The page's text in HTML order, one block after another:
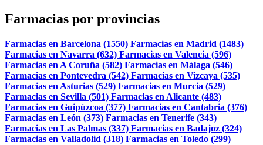
Farmacias por provincias
Farmacias en Barcelona (1550) Farmacias en Madrid (1483)
Farmacias en Navarra (632) Farmacias en Valencia (596)
Farmacias en A Coruña (582) Farmacias en Málaga (546)
Farmacias en Pontevedra (542) Farmacias en Vizcaya (535)
Farmacias en Asturias (529) Farmacias en Murcia (529)
Farmacias en Sevilla (501) Farmacias en Alicante (483)
Farmacias en Guipúzcoa (377) Farmacias en Cantabria (376)
Farmacias en León (373) Farmacias en Tenerife (343)
Farmacias en Las Palmas (337) Farmacias en Badajoz (324)
Farmacias en Valladolid (318) Farmacias en Toledo (299)